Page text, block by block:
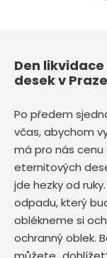
Den
desek v
Po předem
včas, abychom
má pro nás cenu
eternitových
jde hezky od
odpadu, který
oblékneme si
ochranný oblek.